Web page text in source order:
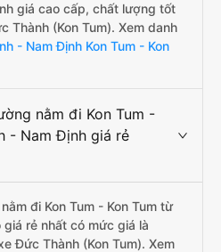
giá cao cấp, chất lượng tốt
Thành (Kon Tum). Xem danh
- Nam Định Kon Tum - Kon
nằm đi Kon Tum -
- Nam Định giá rẻ
đi Kon Tum - Kon Tum từ
rẻ nhất có mức giá là
Đức Thành (Kon Tum). Xem